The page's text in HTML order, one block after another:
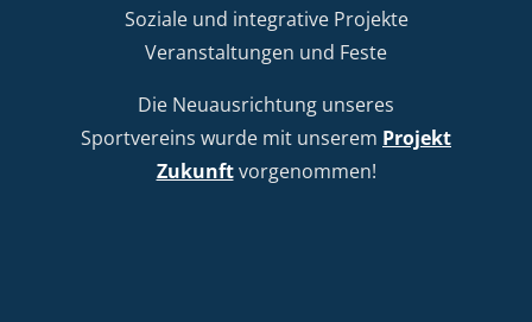
Soziale und integrative Projekte
Veranstaltungen und Feste
Die Neuausrichtung unseres
Sportvereins wurde mit unserem Projekt
Zukunftvorgenommen!